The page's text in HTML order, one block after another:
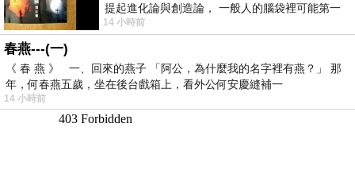
提起進化論與創造論， 一般人的腦袋裡可能第一
時間就有「 進化論很科
14 小時前
春燕---(一)
《 春 燕 》 一、回來的燕子 「阿公，為什麼我的名字裡有燕？」 那
年，何春燕五歲，坐在後台戲箱上，看外公何安慶縫補一
14 小時前